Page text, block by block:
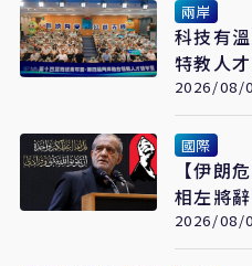
兩岸
科技有
特教人
2026/08/
國際
【伊朗
相左將
稱會繼
2026/08/